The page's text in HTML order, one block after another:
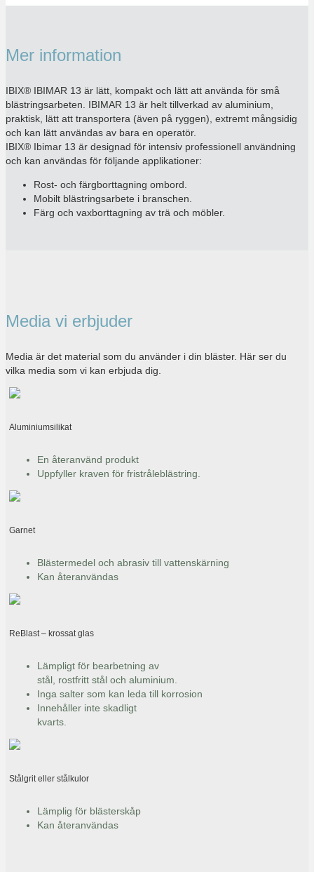
Mer information
IBIX® IBIMAR 13 är lätt, kompakt och lätt att använda för små
blästringsarbeten. IBIMAR 13 är helt tillverkad av aluminium,
praktisk, lätt att transportera (även på ryggen), extremt mångsidig
och kan lätt användas av bara en operatör.
IBIX® Ibimar 13 är designad för intensiv professionell användning
och kan användas för följande applikationer:
Rost- och färgborttagning ombord.
Mobilt blästringsarbete i branschen.
Färg och vaxborttagning av trä och möbler.
Media vi erbjuder
Media är det material som du använder i din bläster. Här ser du
vilka media som vi kan erbjuda dig.
Aluminiumsilikat
En återanvänd produkt
Uppfyller kraven för fristråleblästring.
Garnet
Blästermedel och abrasiv till vattenskärning
Kan återanvändas
ReBlast – krossat glas
Lämpligt för bearbetning av
stål, rostfritt stål och aluminium.
Inga salter som kan leda till korrosion
Innehåller inte skadligt
kvarts.
Stålgrit eller stålkulor
Lämplig för blästerskåp
Kan återanvändas